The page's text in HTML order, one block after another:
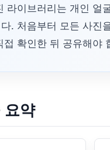
라이브러리는 개인 얼
. 처음부터 모든 사진
접 확인한 뒤 공유해야
요약